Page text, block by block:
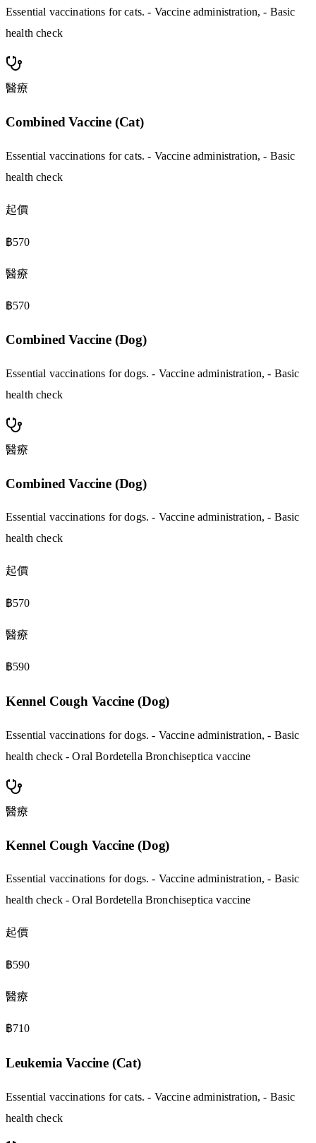
Essential vaccinations for cats. - Vaccine administration, - Basic
health check
醫療
Combined Vaccine (Cat)
Essential vaccinations for cats. - Vaccine administration, - Basic
health check
起價
฿570
醫療
฿570
Combined Vaccine (Dog)
Essential vaccinations for dogs. - Vaccine administration, - Basic
health check
醫療
Combined Vaccine (Dog)
Essential vaccinations for dogs. - Vaccine administration, - Basic
health check
起價
฿570
醫療
฿590
Kennel Cough Vaccine (Dog)
Essential vaccinations for dogs. - Vaccine administration, - Basic
health check - Oral Bordetella Bronchiseptica vaccine
醫療
Kennel Cough Vaccine (Dog)
Essential vaccinations for dogs. - Vaccine administration, - Basic
health check - Oral Bordetella Bronchiseptica vaccine
起價
฿590
醫療
฿710
Leukemia Vaccine (Cat)
Essential vaccinations for cats. - Vaccine administration, - Basic
health check